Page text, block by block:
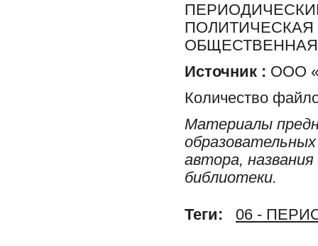
Источник : ООО
Количество
Материалы
автора,
библиотеки.
Теги: 06 -